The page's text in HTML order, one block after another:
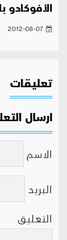
الأفوكادو
2012-08-07
تعليقات
ارسال
الاسم
البريد
التعليق